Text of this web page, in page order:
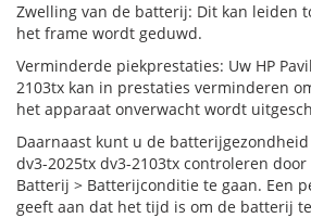
Zwelling van de batterij: Dit kan leiden
het frame wordt geduwd.
Verminderde piekprestaties: Uw HP
2103tx kan in prestaties verminderen
het apparaat onverwacht wordt
Daarnaast kunt u de batterijgezondheid
dv3-2025tx dv3-2103tx controleren
Batterij > Batterijconditie te gaan. Een
geeft aan dat het tijd is om de batterij